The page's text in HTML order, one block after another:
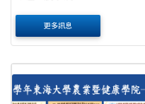
更多訊息